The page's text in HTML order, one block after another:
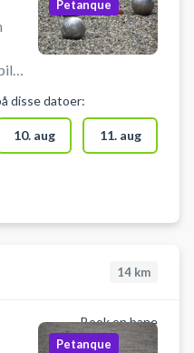
Petanque
disse datoer:
10. aug 11. aug
14 km
Book en bane
Petanque